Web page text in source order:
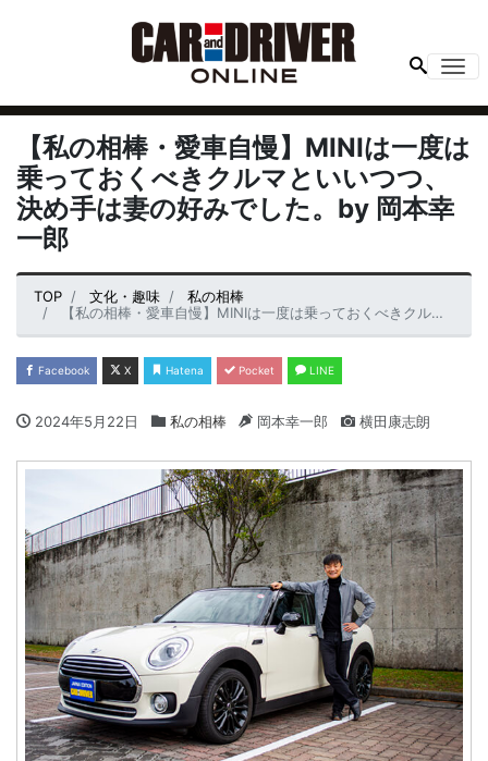
【私の相棒・愛車自慢】MINIは一度は
乗っておくべきクルマといいつつ、
決め手は妻の好みでした。by 岡本幸
一郎
TOP 文化・趣味
私の相棒
【私の相棒・愛車自慢】MINIは一度は乗っておくべきクルマといいつつ、決め手は妻の好みでした。by 岡本幸一郎
Facebook X Hatena Pocket LINE
2024年5月22日 私の相棒 岡本幸一郎 横田康志朗